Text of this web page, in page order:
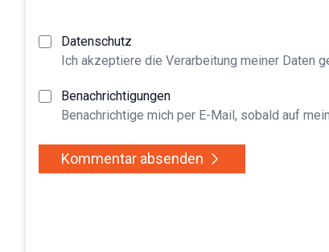
Datenschutz
Ich akzeptiere die Verarbeitung meiner Daten
Benachrichtigungen
Benachrichtige mich per E-Mail, sobald auf
Kommentar absenden